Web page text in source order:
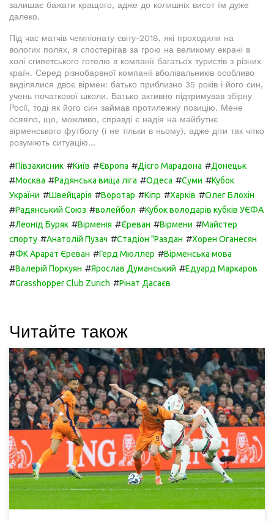
залишає бажати кращого, адже до колишніх висот їм дуже
далеко.
Під час матчів чемпіонату світу-2018, які проходили на
вологих полях, я спостерігав за грою на великому екрані в
холі єгипетського готелю в компанії багатьох туристів з різних
країн. Серед різнобарвної компанії вболівальників особливо
виділялися двоє вірмен: батько приблизно 35 років і його син,
учень початкової школи. Батько активно підтримував збірну
Росії, тоді як його син займав протилежну позицію. Мене
осяяло, що, можливо, справді є надія на майбутнє
вірменського футболу (і не тільки в ньому), адже діти так чітко
розуміють ситуацію...
#Півзахисник #Київ #Європа #Дієго Марадона #Донецьк
#Москва #Радянська вища ліга #Одеса #Суми #Кубок
України #Швейцарія #Воротар #Кіпр #Харків #Олег Блохін
#Радянський Союз #волейбол #Кубок володарів кубків УЄФА
#Леонід Буряк #Вірменія #Єреван #Вірмени #Майстер
спорту #Анатолій Пузач #Стадіон "Раздан #Хорен Оганесян
#ФК Арарат Єреван #Герд Мюллер #Вірменська мова
#Валерій Поркуян #Ярослав Думанський #Едуард Маркаров
#Grasshopper Club Zurich #Рінат Дасаєв
Читайте також